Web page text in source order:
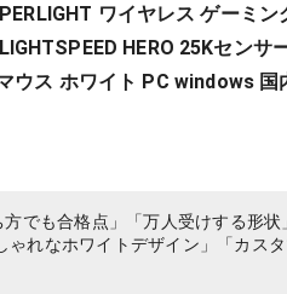
ワイヤレス ゲーミ
HERO 25Kセンサ
ウス ホワイト PC windows 国
でも合格点」「万人受けする形状
れなホワイトデザイン」「カスタ